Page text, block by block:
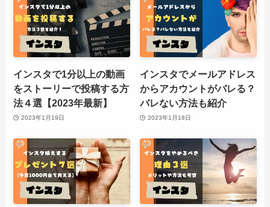
インスタで1分以上の動画
をストーリーで投稿する方
法４選【2023年最新】
2023年1月19日
インスタでメールアドレス
からアカウントがバレる？
バレない方法も紹介
2023年1月18日